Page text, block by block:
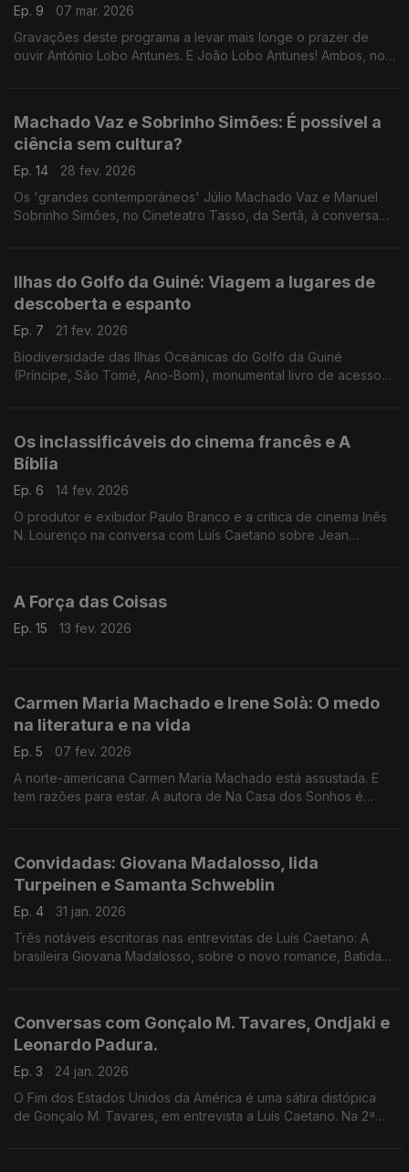
Ep. 9
07 mar. 2026
Gravações deste programa a levar mais longe o prazer de
ouvir António Lobo Antunes. E João Lobo Antunes! Ambos, no
Machado Vaz e Sobrinho Simões: É possível a
ciência sem cultura?
Ep. 14
28 fev. 2026
Os 'grandes contemporâneos' Júlio Machado Vaz e Manuel
Sobrinho Simões, no Cineteatro Tasso, da Sertã, à conversa
Ilhas do Golfo da Guiné: Viagem a lugares de
descoberta e espanto
Ep. 7
21 fev. 2026
Biodiversidade das Ilhas Oceânicas do Golfo da Guiné
(Príncipe, São Tomé, Ano-Bom), monumental livro de acesso
Os inclassificáveis do cinema francês e A
Bíblia
Ep. 6
14 fev. 2026
O produtor e exibidor Paulo Branco e a crítica de cinema Inês
N. Lourenço na conversa com Luís Caetano sobre Jean
A Força das Coisas
Ep. 15 13 fev. 2026
Carmen Maria Machado e Irene Solà: O medo
na literatura e na vida
Ep. 5
07 fev. 2026
A norte-americana Carmen Maria Machado está assustada. E
tem razões para estar. A autora de Na Casa dos Sonhos é
Convidadas: Giovana Madalosso, Iida
Turpeinen e Samanta Schweblin
Ep. 4
31 jan. 2026
Três notáveis escritoras nas entrevistas de Luís Caetano: A
brasileira Giovana Madalosso, sobre o novo romance, Batida
Conversas com Gonçalo M. Tavares, Ondjaki e
Leonardo Padura.
Ep. 3
24 jan. 2026
O Fim dos Estados Unidos da América é uma sátira distópica
de Gonçalo M. Tavares, em entrevista a Luís Caetano. Na 2ª